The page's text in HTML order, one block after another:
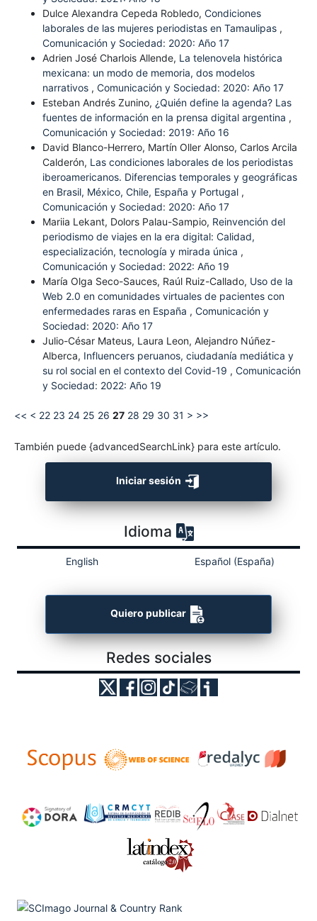
Dulce Alexandra Cepeda Robledo, Condiciones
laborales de las mujeres periodistas en Tamaulipas ,
Comunicación y Sociedad: 2020: Año 17
Adrien José Charlois Allende, La telenovela histórica
mexicana: un modo de memoria, dos modelos
narrativos , Comunicación y Sociedad: 2020: Año 17
Esteban Andrés Zunino, ¿Quién define la agenda? Las
fuentes de información en la prensa digital argentina ,
Comunicación y Sociedad: 2019: Año 16
David Blanco-Herrero, Martín Oller Alonso, Carlos Arcila
Calderón, Las condiciones laborales de los periodistas
iberoamericanos. Diferencias temporales y geográficas
en Brasil, México, Chile, España y Portugal ,
Comunicación y Sociedad: 2020: Año 17
Mariia Lekant, Dolors Palau-Sampio, Reinvención del
periodismo de viajes en la era digital: Calidad,
especialización, tecnología y mirada única ,
Comunicación y Sociedad: 2022: Año 19
María Olga Seco-Sauces, Raúl Ruiz-Callado, Uso de la
Web 2.0 en comunidades virtuales de pacientes con
enfermedades raras en España , Comunicación y
Sociedad: 2020: Año 17
Julio-César Mateus, Laura Leon, Alejandro Núñez-
Alberca, Influencers peruanos, ciudadanía mediática y
su rol social en el contexto del Covid-19 , Comunicación
y Sociedad: 2022: Año 19
<< < 22 23 24 25 26 27 28 29 30 31 > >>
También puede {advancedSearchLink} para este artículo.
Iniciar sesión
Idioma
English Español (España)
Quiero publicar
Redes sociales